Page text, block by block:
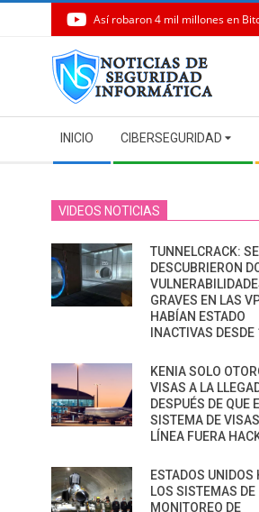
Así robaron 4 mil millones en
Navigation
Menu
INICIO CIBERSEGURIDAD
VIDEOS NOTICIAS
TUNNELCRACK: SE
DESCUBRIERON
GRAVES EN LAS
HABÍAN ESTADO
INACTIVAS
KENIA SOLO
VISAS A LA
DESPUÉS DE QUE
SISTEMA DE
LÍNEA FUERA
ESTADOS UNIDOS
LOS SISTEMAS DE
MONITOREO DE